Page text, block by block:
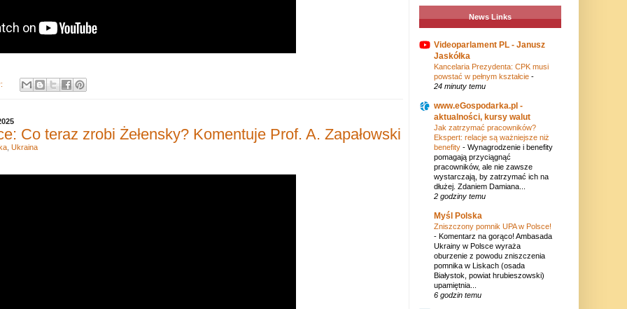
Co teraz zrobi Żełensky? Komentuje Prof. A. Zapałowski
, Ukraina
News Links
Videoparlament PL - Janusz
Jaskółka
Kancelaria Prezydenta: CPK musi
powstać w pełnym kształcie -
24 minuty temu
www.eGospodarka.pl -
aktualności, kursy walut
Jak zatrzymać pracowników?
Ekspert: relacje są ważniejsze niż
benefity - Wynagrodzenie i benefity
pomagają przyciągnąć
pracowników, ale nie zawsze
wystarczają, by zatrzymać ich na
dłużej. Zdaniem Damiana...
2 godziny temu
Myśl Polska
Zniszczony pomnik UPA w Polsce!
- Komentarz na gorąco! Ambasada
Ukrainy w Polsce wyraża
oburzenie z powodu zniszczenia
pomnika w Liskach (osada
Białystok, powiat hrubieszowski)
upamiętnia...
6 godzin temu